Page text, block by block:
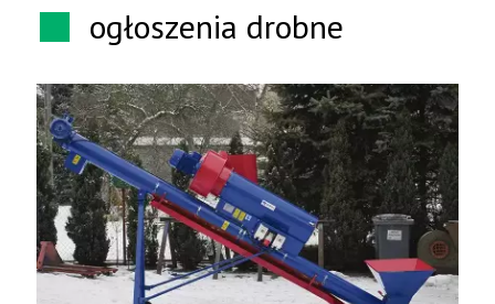
ogłoszenia drobne